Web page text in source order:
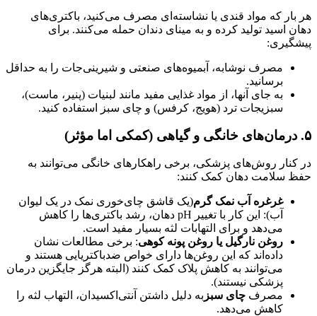
هر بار که مواد قندی یا نشاسته‌ای مصرف می‌کنید، باکتری‌های
دهان اسید تولید کرده و به مینای دندان حمله می‌کنند. برای
پیشگیری:
مصرف نوشابه، آبمیوه‌های صنعتی و شیرینی‌جات را به حداقل
برسانید.
به جای آنها، از مواد غذایی مفید مانند لبنیات (پنیر، ماست)،
سبزیجات ترد (هویج، کرفس) و چای سبز استفاده کنید.
۵. درمان‌های خانگی و گیاهی (کمکی اما مؤثر)
در کنار روش‌های پزشکی، برخی راهکارهای خانگی می‌توانند به
حفظ سلامت دهان کمک کنند:
غرغره آب نمک گرم(یک قاشق چای‌خوری نمک در یک لیوان
آب): این کار با تغییر pH دهان، رشد باکتری‌ها را کاهش
می‌دهد و برای التهابات لثه بسیار مفید است.
روغن نارگیل یا روغن پونه کوهی: برخی مطالعات نشان
داده‌اند که این روغن‌ها دارای خواص ضدباکتریایی هستند و
می‌توانند به کاهش پلاک کمک کنند (البته هرگز جایگزین درمان
پزشکی نیستند).
مصرف چای سبز به دلیل داشتن آنتی‌اکسیدان، التهاب لثه را
کاهش می‌دهد.